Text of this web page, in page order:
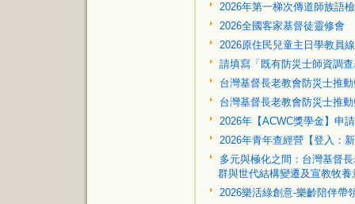
2026年第一梯次傳道師族語
2026全國客家基督徒靈修會
2026原住民兒童主日學教員
請填寫「既有防災士師資調
台灣基督長老教會防災士推
台灣基督長老教會防災士推
2026年【ACWC獎學金】申請
2026年青年查經營【登入：
多元與極化之間：台灣基督
群與世代結構變遷及宣教牧養
2026樂活綠創意-樂齡陪伴帶